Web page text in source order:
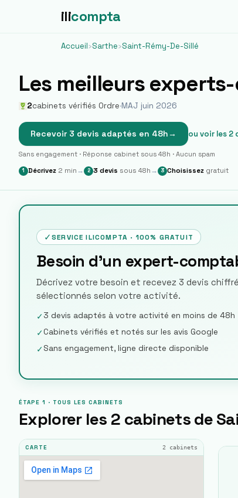
ilicompta
Accueil›Sarthe›Saint-Rémy-De-Sillé
Les meilleurs
2cabinets vérifiés Ordre·MAJ juin 2026
Recevoir 3 devis adaptés en 48h→ ou voir les 2
Sans engagement · Réponse cabinet sous 48h · Aucun spam
1 Décrivez 2 min → 2 3 devis sous 48h → 3 Choisissez gratuit
✓ SERVICE ILICOMPTA · 100% GRATUIT
Besoin d'un expert-
Décrivez votre besoin et recevez 3 devis
sélectionnés selon votre activité.
✓3 devis adaptés à votre activité en moins de 48h
✓Cabinets vérifiés et notés sur les avis Google
✓Sans engagement, ligne directe disponible
ÉTAPE 1 · TOUS LES CABINETS
Explorer les 2 cabinets de
CARTE 2 cabinets